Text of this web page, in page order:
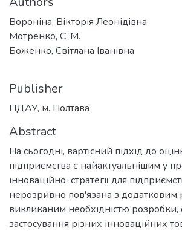
Вороніна, Вікторія Леонідівна
Мотренко, С. М.
Боженко, Світлана Іванівна
Publisher
ПДАУ, м. Полтава
Abstract
На сьогодні, вартісний підхід до
підприємства є найактуальнішим у
інноваційної стратегії для
нерозривно пов'язана з додатковим
викликаним необхідністю розробки,
застосування різних інноваційних